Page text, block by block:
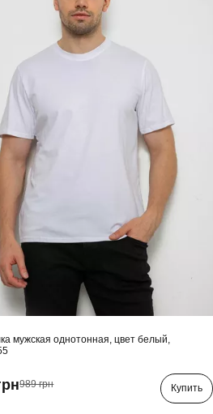
мужская однотонная, цвет белый,
989 грн Купить